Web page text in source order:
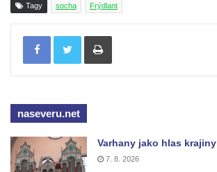
Socha Medvídě v Tierpark Chemnitz
Sochy Ptáci v Tierpark Chemnitz
Socha Skupina jeřábů v Tierpark Chemnitz
Socha Dívka s mušlí v ZOO Leipzig
Socha Tygr v ZOO Leipzig
Socha Atlet v ZOO Leipzig
Tagy socha Frýdlant
Tisknout
naseveru.net
Varhany jako hlas krajiny
7. 8. 2026